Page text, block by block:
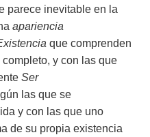
parece inevitable en la
apariencia
que comprenden
y con las que
Ser
las que se
y con las que uno
de su propia existencia